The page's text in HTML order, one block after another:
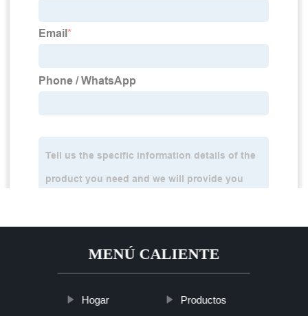
MENÚ CALIENTE
Hogar Productos